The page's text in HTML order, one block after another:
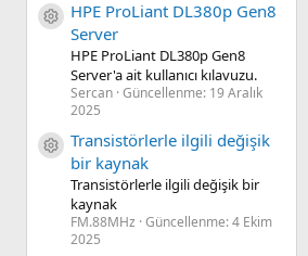
Kaynak ikon/amblem
HPE ProLiant DL380p Gen8
Server
HPE ProLiant DL380p Gen8
Server'a ait kullanıcı kılavuzu.
Sercan Güncellenme: 19 Aralık
2025
Kaynak ikon/amblem
Transistörlerle ilgili değişik
bir kaynak
Transistörlerle ilgili değişik bir
kaynak
FM.88MHz Güncellenme:4 Ekim
2025